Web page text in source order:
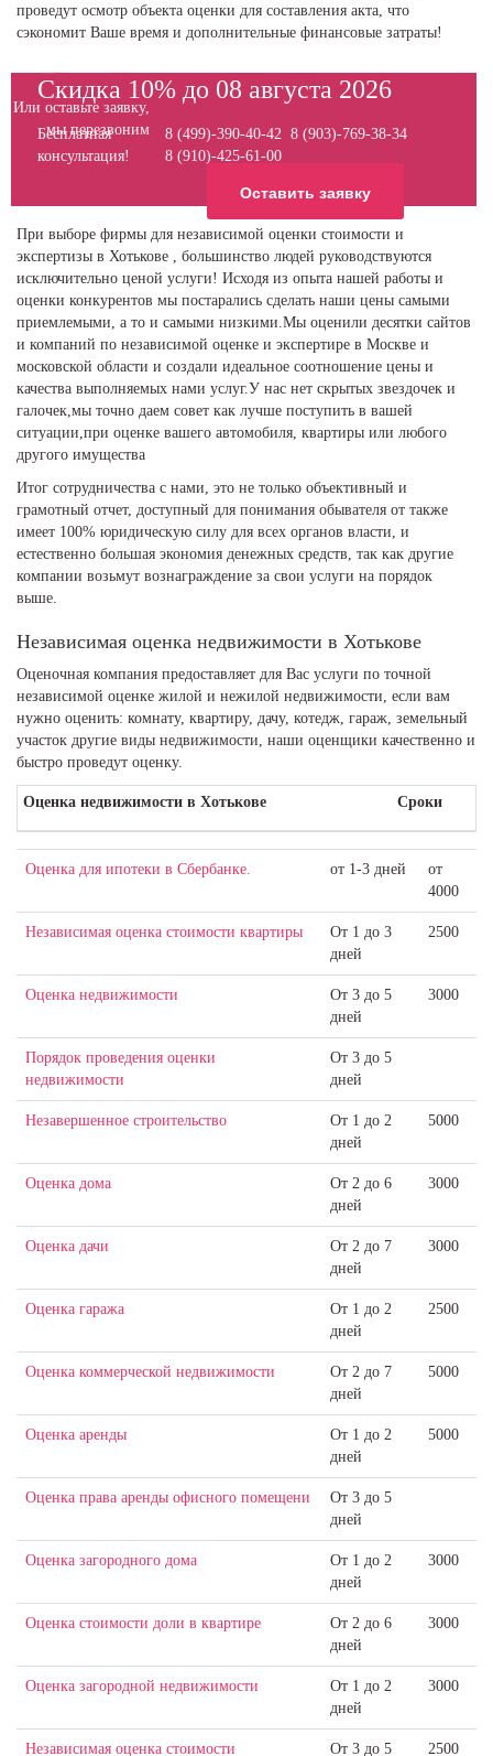
проведут осмотр объекта оценки для составления акта, что
сэкономит Ваше время и дополнительные финансовые затраты!
Скидка 10% до 08 августа 2026
Бесплатная
консультация!
8 (499)-390-40-42 8 (903)-769-38-34
8 (910)-425-61-00
Или оставьте заявку,
мы перезвоним
Оставить заявку
При выборе фирмы для независимой оценки стоимости и
экспертизы в Хотькове , большинство людей руководствуются
исключительно ценой услуги! Исходя из опыта нашей работы и
оценки конкурентов мы постарались сделать наши цены самыми
приемлемыми, а то и самыми низкими.Мы оценили десятки сайтов
и компаний по независимой оценке и экспертире в Москве и
московской области и создали идеальное соотношение цены и
качества выполняемых нами услуг.У нас нет скрытых звездочек и
галочек,мы точно даем совет как лучше поступить в вашей
ситуации,при оценке вашего автомобиля, квартиры или любого
другого имущества
Итог сотрудничества с нами, это не только объективный и
грамотный отчет, доступный для понимания обывателя от также
имеет 100% юридическую силу для всех органов власти, и
естественно большая экономия денежных средств, так как другие
компании возьмут вознаграждение за свои услуги на порядок
выше.
Независимая оценка недвижимости в Хотькове
Оценочная компания предоставляет для Вас услуги по точной
независимой оценке жилой и нежилой недвижимости, если вам
нужно оценить: комнату, квартиру, дачу, котедж, гараж, земельный
участок другие виды недвижимости, наши оценщики качественно и
быстро проведут оценку.
Оценка недвижимости в Хотькове Сроки
Оценка для ​ипотеки в Сбербанке. от 1-3 дней
от
4000
Независимая оценка стоимости квартиры
От 1 до 3
дней
2500
Оценка недвижимости
От 3 до 5
дней
3000
Порядок проведения оценки
недвижимости
От 3 до 5
дней
Незавершенное строительство
От 1 до 2
дней
5000
Оценка дома
От 2 до 6
дней
3000
Оценка дачи
От 2 до 7
дней
3000
Оценка гаража
От 1 до 2
дней
2500
Оценка коммерческой недвижимости
От 2 до 7
дней
5000
Оценка аренды
От 1 до 2
дней
5000
Оценка права аренды офисного помещени
От 3 до 5
дней
Оценка загородного дома
От 1 до 2
дней
3000
Оценка стоимости доли в квартире
От 2 до 6
дней
3000
Оценка загородной недвижимости
От 1 до 2
дней
3000
Независимая оценка стоимости От 3 до 5 2500